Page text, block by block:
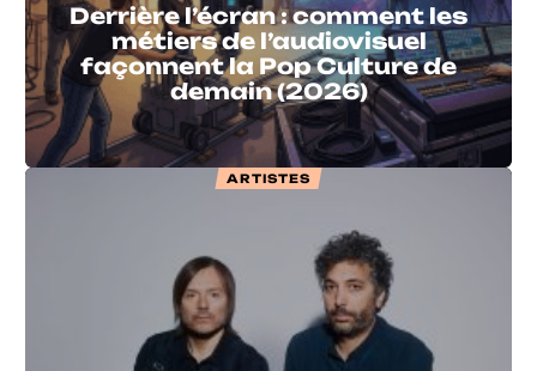
Derrière l’écran : comment les
métiers de l’audiovisuel
façonnent la Pop Culture de
demain (2026)
ARTISTES